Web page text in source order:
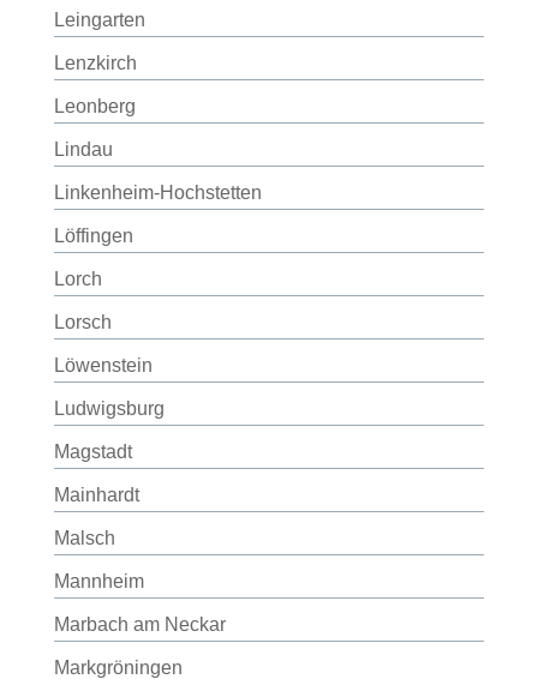
Leingarten
Lenzkirch
Leonberg
Lindau
Linkenheim-Hochstetten
Löffingen
Lorch
Lorsch
Löwenstein
Ludwigsburg
Magstadt
Mainhardt
Malsch
Mannheim
Marbach am Neckar
Markgröningen